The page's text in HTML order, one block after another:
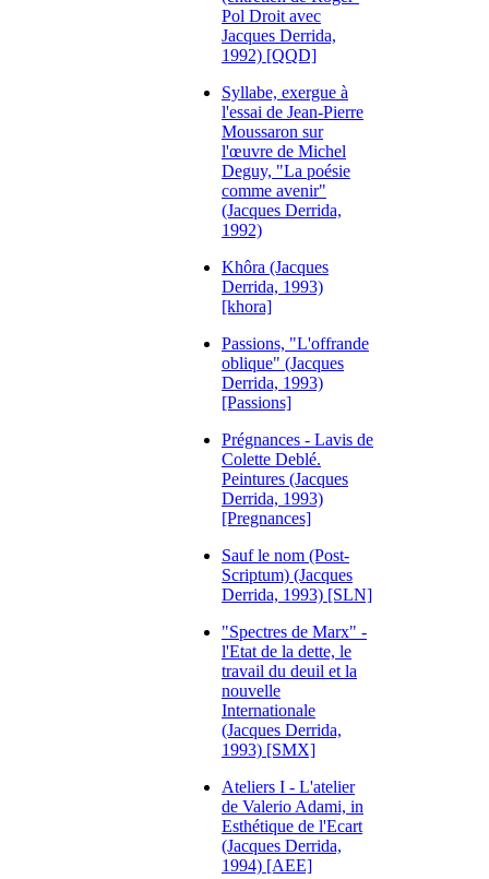
Pol Droit avec
Jacques Derrida,
1992) [QQD]
Syllabe, exergue à
l'essai de Jean-Pierre
Moussaron sur
l'œuvre de Michel
Deguy, "La poésie
comme avenir"
(Jacques Derrida,
1992)
Khôra (Jacques
Derrida, 1993)
[khora]
Passions, "L'offrande
oblique" (Jacques
Derrida, 1993)
[Passions]
Prégnances - Lavis de
Colette Deblé.
Peintures (Jacques
Derrida, 1993)
[Pregnances]
Sauf le nom (Post-
Scriptum) (Jacques
Derrida, 1993) [SLN]
"Spectres de Marx" -
l'Etat de la dette, le
travail du deuil et la
nouvelle
Internationale
(Jacques Derrida,
1993) [SMX]
Ateliers I - L'atelier
de Valerio Adami, in
Esthétique de l'Ecart
(Jacques Derrida,
1994) [AEE]